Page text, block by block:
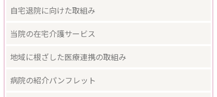
自宅退院に向けた取組み
当院の在宅介護サービス
地域に根ざした医療連携の取組み
病院の紹介パンフレット